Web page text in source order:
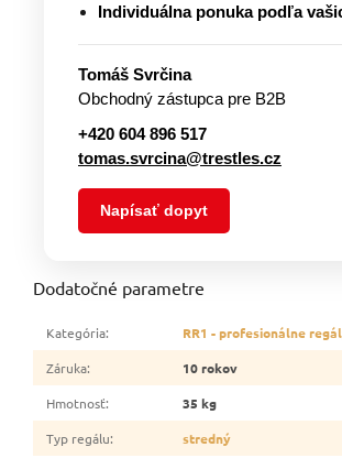
Individuálna ponuka podľa
Tomáš Svrčina
Obchodný zástupca pre B2B
+420 604 896 517
tomas.svrcina@trestles.cz
Napísať dopyt
Dodatočné parametre
Kategória:
RR1 - profesionálne
Záruka:
10 rokov
Hmotnosť:
35 kg
Typ regálu:
stredný